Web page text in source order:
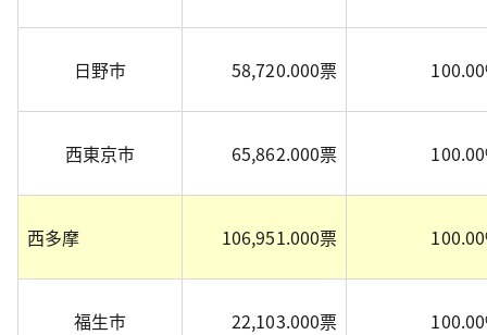
日野市 58,720.000票
西東京市 65,862.000票
西多摩 106,951.000票
福生市 22,103.000票